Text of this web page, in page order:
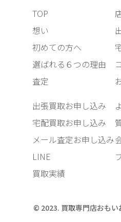
TOP
想い
初めての方へ
選ばれる６つの理由
査定
出張買取お申し込み
宅配買取お申し込み
メール査定お申し込み
LINE
買取実績
© 2023. 買取専門店おも